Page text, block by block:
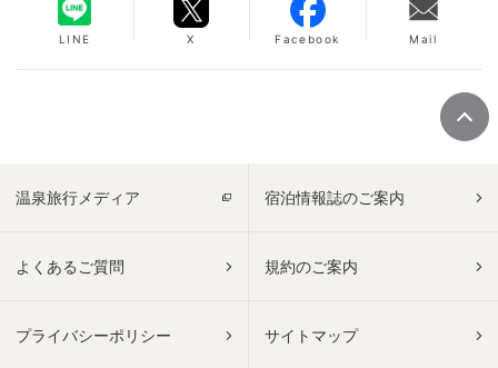
LINE X Facebook Mail
温泉旅行メディア 宿泊情報誌のご案内
よくあるご質問 規約のご案内
プライバシーポリシー サイトマップ